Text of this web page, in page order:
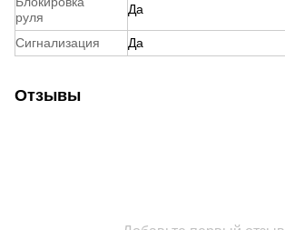
руля
Да
Сигнализация Да
Отзывы